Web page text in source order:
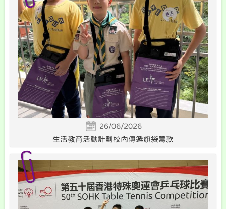
26/06/2026
生活教育活動計劃校內傳遞旗袋籌款